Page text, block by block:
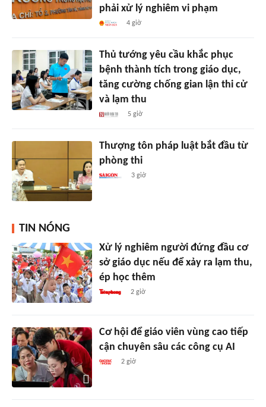
phải xử lý nghiêm vi phạm
4 giờ
Thủ tướng yêu cầu khắc phục
bệnh thành tích trong giáo dục,
tăng cường chống gian lận thi cử
và lạm thu
5 giờ
Thượng tôn pháp luật bắt đầu từ
phòng thi
3 giờ
TIN NÓNG
Xử lý nghiêm người đứng đầu cơ
sở giáo dục nếu để xảy ra lạm thu,
ép học thêm
2 giờ
Cơ hội để giáo viên vùng cao tiếp
cận chuyên sâu các công cụ AI
2 giờ